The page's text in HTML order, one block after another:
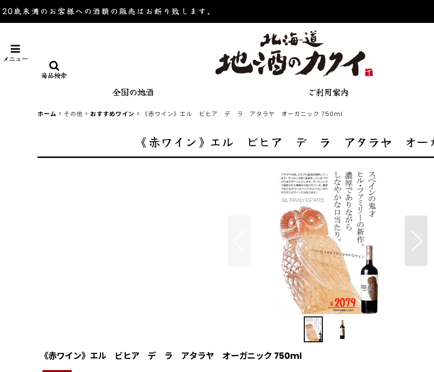
20歳未満のお客様への酒類の販売は お断り致します。
メニュー
全国の地酒 ご利用案内
商品検索
ホーム > その他 > おすすめワイン > 《赤ワイン》エル ビヒア デ ラ アタラヤ オーガニック 750ml
《赤ワイン》エル ビヒア デ ラ アタラヤ オー
《赤ワイン》エル ビヒア デ ラ アタラヤ オーガニック 750ml